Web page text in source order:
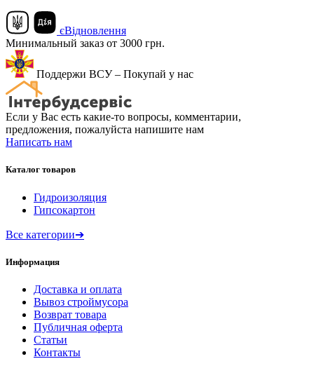
єВідновлення
Минимальный заказ от 3000 грн.
Поддержи ВСУ – Покупай у нас
Если у Вас есть какие-то вопросы, комментарии,
предложения, пожалуйста напишите нам
Написать нам
Каталог товаров
Гидроизоляция
Гипсокартон
Все категории➔
Информация
Доставка и оплата
Вывоз строймусора
Возврат товара
Публичная оферта
Статьи
Контакты